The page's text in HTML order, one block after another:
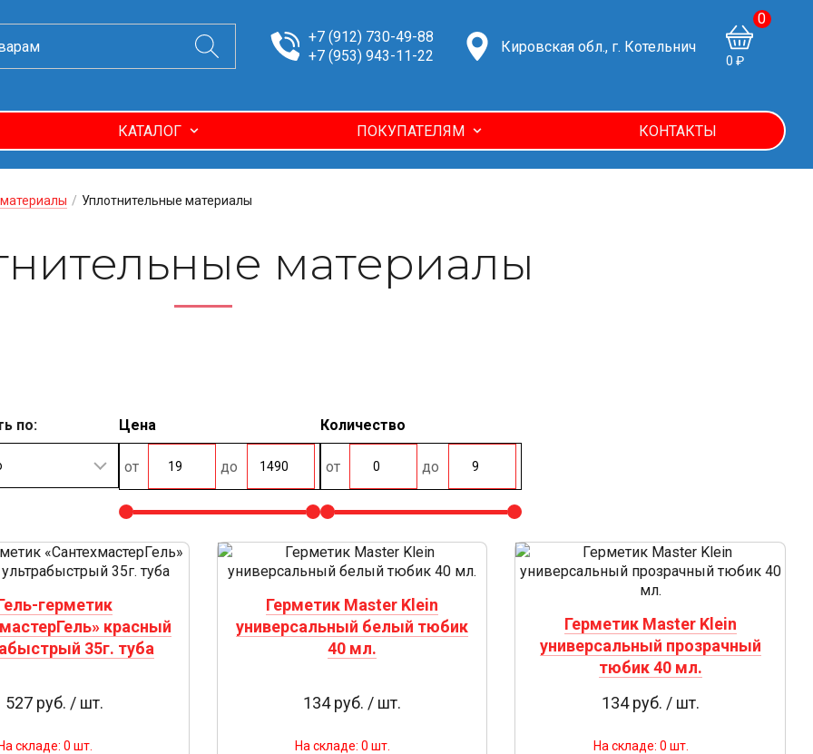
КАТАЛОГ ПОКУПАТЕЛЯМ КОНТАКТЫ
+7 (912) 730-49-88
+7 (953) 943-11-22
Кировская обл., г. Котельнич
0 ₽
0
/ Уплотнительные материалы
материалы
по: Цена
от до
Количество
от до
герметик
красный
35г. туба
527 руб. / шт.
складе: 0 шт.
Герметик Master Klein
универсальный белый тюбик
40 мл.
134 руб. / шт.
На складе: 0 шт.
Герметик Master Klein
универсальный прозрачный
тюбик 40 мл.
134 руб. / шт.
На складе: 0 шт.